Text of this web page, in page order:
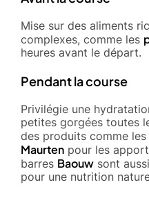
Mise sur des aliments
complexes, comme les
heures avant le départ.
Pendant la course
Privilégie une
petites gorgées toutes
des produits comme les
Maurten pour les
barres Baouw sont
pour une nutrition